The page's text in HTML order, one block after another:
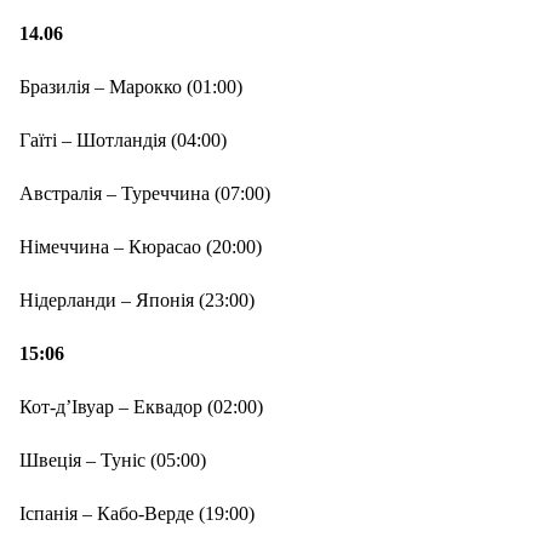
14.06
Бразилія – Марокко (01:00)
Гаїті – Шотландія (04:00)
Австралія – Туреччина (07:00)
Німеччина – Кюрасао (20:00)
Нідерланди – Японія (23:00)
15:06
Кот-д’Івуар – Еквадор (02:00)
Швеція – Туніс (05:00)
Іспанія – Кабо-Верде (19:00)